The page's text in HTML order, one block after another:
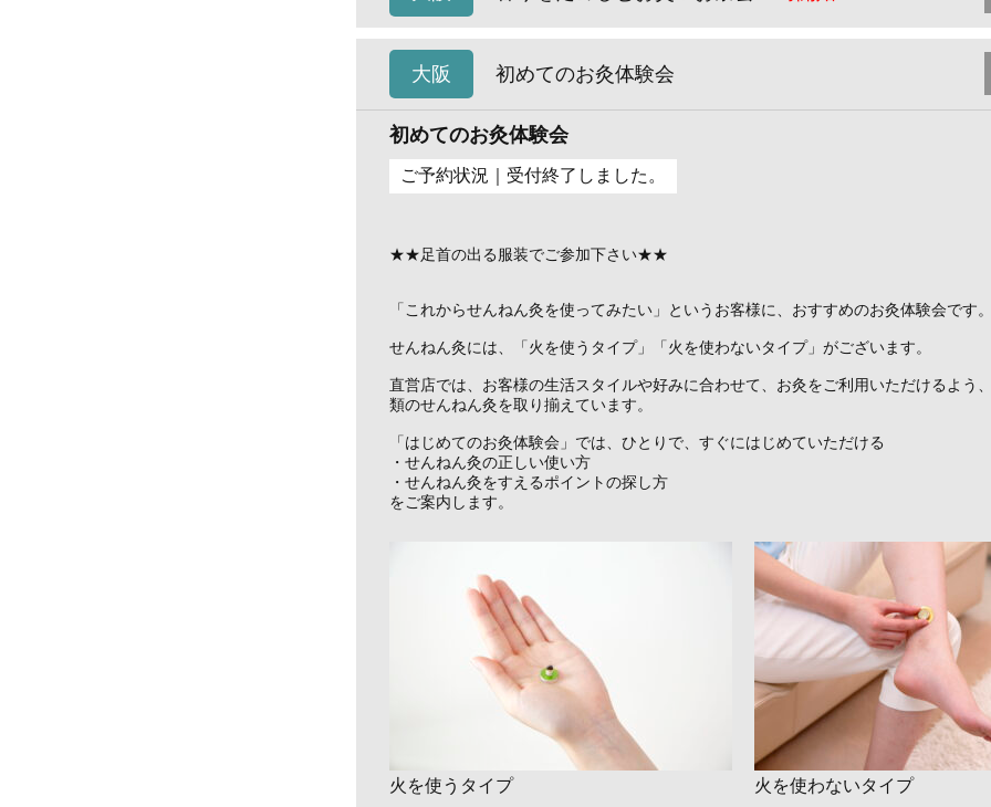
大阪 初めてのお灸体験会
初めてのお灸体験会
ご予約状況｜受付終了しました。
★★足首の出る服装でご参加下さい★★
「これからせんねん灸を使ってみたい」というお客様に、おすすめのお灸体験会です
せんねん灸には、「火を使うタイプ」「火を使わないタイプ」がございます。
直営店では、お客様の生活スタイルや好みに合わせて、お灸をご利用いただけるよう
類のせんねん灸を取り揃えています。
「はじめてのお灸体験会」では、ひとりで、すぐにはじめていただける
・せんねん灸の正しい使い方
・せんねん灸をすえるポイントの探し方
をご案内します。
火を使うタイプ 火を使わないタイプ